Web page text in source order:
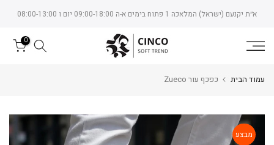
Skip
content
א״ת יקנעם (ישראל) המלאכה 1 פתוח בימים א-ה 09:00-18:00 יום ו 08:00-13:00
0
עמוד הבית כפכף עור Zueco
מבצע